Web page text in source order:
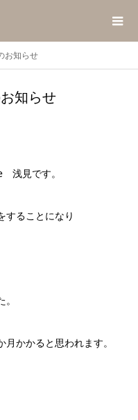
お知らせ
知らせ
浅見です。
することになり
かかると思われます。